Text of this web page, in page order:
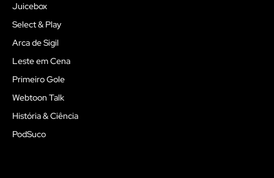
Juicebox
Select & Play
Arca de Sigil
Leste em Cena
Primeiro Gole
Webtoon Talk
História & Ciência
PodSuco